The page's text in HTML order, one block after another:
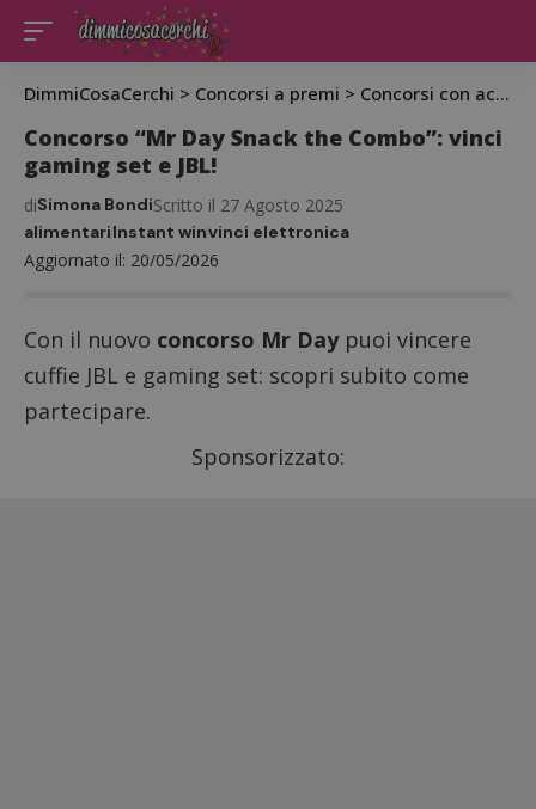
DimmiCosaCerchi > Concorsi a premi > Concorsi con acquisto
Concorso “Mr Day Snack the Combo”: vinci
gaming set e JBL!
Aggiornato il: 20/05/2026
diSimona BondiScritto il 27 Agosto 2025
alimentariInstant winvinci elettronica
Con il nuovo concorso Mr Daypuoi vincere
cuffie JBL e gaming set: scopri subito come
partecipare.
Sponsorizzato: